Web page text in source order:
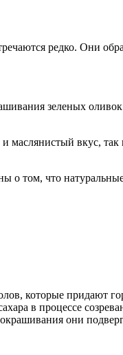
редко. Они
зеленых
вкус, так
о том, что
которые придают
в процессе
они